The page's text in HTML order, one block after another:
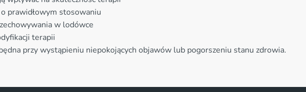
prawidłowym stosowaniu
w lodówce
terapii
przy wystąpieniu niepokojących objawów lub pogorszeniu stanu zdrowia.